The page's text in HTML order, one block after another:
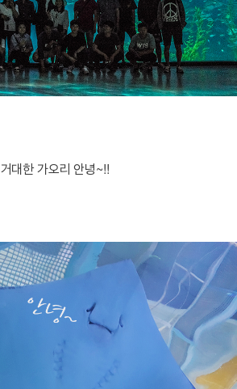
거대한 가오리 안녕~!!